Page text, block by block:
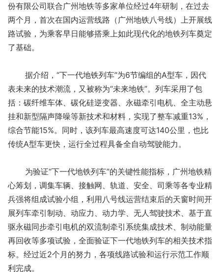
份有限公司联合广州地铁等多家单位经过4年研制，在过去
两个月，首次在国内运营线路（广州地铁八号线）上开展线
路试验，为乘客早日能够搭乘上如此现代化的地铁列车奠定
了基础。
据介绍，“下一代地铁列车”为6节编组的A型车，因代
表未来的技术潮流，又被称为“未来地铁”。列车采用了包
括：碳纤维车体、碳化硅逆变器、永磁牵引电机、全主动悬
挂和新型隔声降噪等新技术和材料，实现了整车减重13%，
综合节能15%。同时，该列车最高速度可达140公里，也比
传统A型车更快，运行全过程具备全自动驾驶能力。
为验证“下一代地铁列车”的关键性能指标，广州地铁精
心筹划，调集车辆、接触网、轨道、安全、司乘等各专业精
兵强将组成试验小组，利用八号线运营结束后的天窗时间开
展列车牵引制动、动应力、动力学、无人驾驶技术、基于直
驱永磁同步牵引电机的双流制牵引系统集成技术、制动能量
再回收等多项试验，全面验证下一代地铁列车的相关技术指
标。经过近2个月的努力，各项线路试验和运行示范工作顺
利完成。